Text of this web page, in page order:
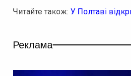
Читайте також: У Полтаві
Реклама